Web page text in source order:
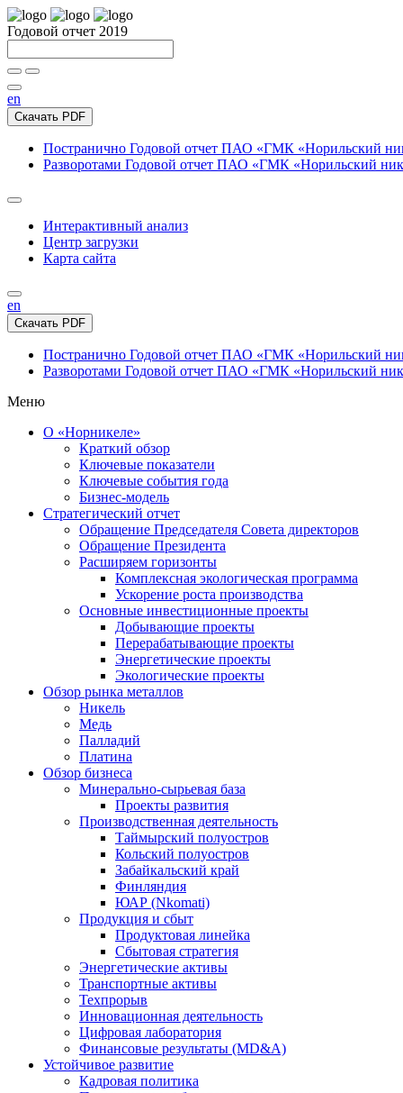
Годовой отчет 2019
en
Скачать PDF
Постранично Годовой отчет ПАО «ГМК «Норильский
Разворотами Годовой отчет ПАО «ГМК «Норильский
Интерактивный анализ
Центр загрузки
Карта сайта
en
Скачать PDF
Постранично Годовой отчет ПАО «ГМК «Норильский
Разворотами Годовой отчет ПАО «ГМК «Норильский
Меню
О «Норникеле»
Краткий обзор
Ключевые показатели
Ключевые события года
Бизнес-модель
Стратегический отчет
Обращение Председателя Совета директоров
Обращение Президента
Расширяем горизонты
Комплексная экологическая программа
Ускорение роста производства
Основные инвестиционные проекты
Добывающие проекты
Перерабатывающие проекты
Энергетические проекты
Экологические проекты
Обзор рынка металлов
Никель
Медь
Палладий
Платина
Обзор бизнеса
Минерально-сырьевая база
Проекты развития
Производственная деятельность
Таймырский полуостров
Кольский полуостров
Забайкальский край
Финляндия
ЮАР (Nkomati)
Продукция и сбыт
Продуктовая линейка
Сбытовая стратегия
Энергетические активы
Транспортные активы
Техпрорыв
Инновационная деятельность
Цифровая лаборатория
Финансовые результаты (MD&A)
Устойчивое развитие
Кадровая политика